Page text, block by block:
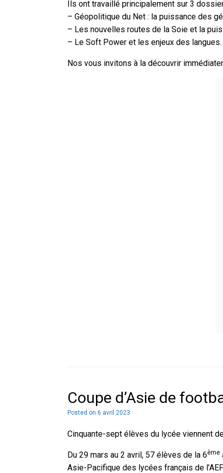
Ils ont travaillé principalement sur 3
– Géopolitique du Net : la puissance des
– Les nouvelles routes de la Soie et la
– Le Soft Power et les enjeux des langues.
Nos vous invitons à la découvrir
Coupe d’Asie de
Posted on 6 avril 2023
Cinquante-sept élèves du lycée viennent
Du 29 mars au 2 avril, 57 élèves de la 6ème
Asie-Pacifique des lycées français de